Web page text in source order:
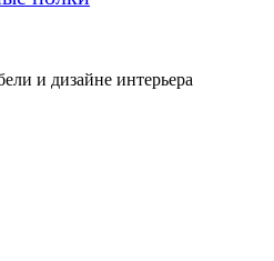
и дизайне интерьера